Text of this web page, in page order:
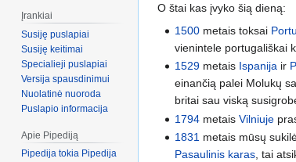
O štai kas įvyko šią dieną:
1500 metais toksai
vienintele portugališkai
1529 metais Ispanija ir
einančią palei Molukų
britai sau viską
1794 metaisVilniuje
1831 metais mūsų
Pasaulinis karas , tai
Įrankiai
Susiję puslapiai
Susiję keitimai
Specialieji puslapiai
Versija spausdinimui
Nuolatinė nuoroda
Puslapio informacija
Apie Pipediją
Pipedija tokia Pipedija